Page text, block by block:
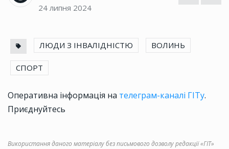
24 липня 2024
ЛЮДИ З ІНВАЛІДНІСТЮ ВОЛИНЬ
СПОРТ
Оперативна інформація на телеграм-каналі ГІТу.
Приєднуйтесь
Використання даного матеріалу без письмового дозволу редакції «ГІТ»